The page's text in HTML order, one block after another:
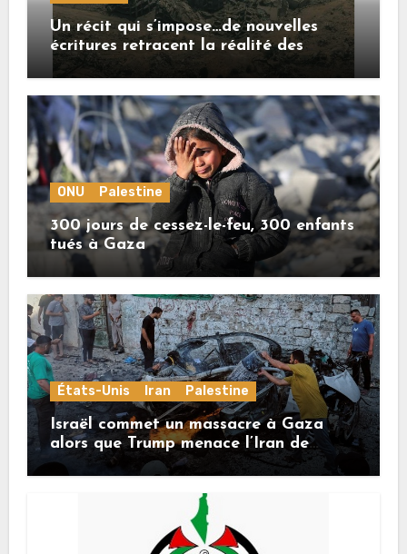
Un récit qui s’impose…de nouvelles
écritures retracent la réalité des
crimes sionistes à Gaza
ONU Palestine
300 jours de cessez-le-feu, 300 enfants
tués à Gaza
États-Unis Iran Palestine
Israël commet un massacre à Gaza
alors que Trump menace l’Iran de
«décapitation»